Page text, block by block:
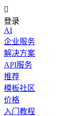

登录
AI
企业服务
解决方案
API服务
推荐
模板社区
价格
入门教程